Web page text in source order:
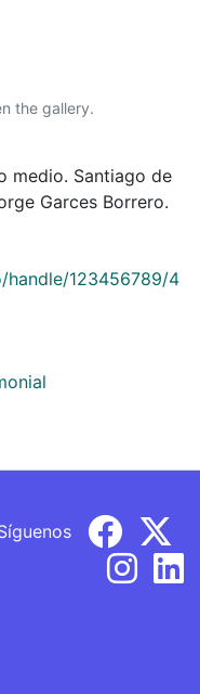
the gallery.
medio. Santiago de
Garces Borrero.
handle/123456789/4